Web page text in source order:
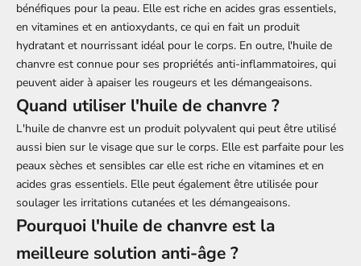
bénéfiques pour la peau. Elle est riche en acides gras essentiels,
en vitamines et en antioxydants, ce qui en fait un produit
hydratant et nourrissant idéal pour le corps. En outre, l'huile de
chanvre est connue pour ses propriétés anti-inflammatoires, qui
peuvent aider à apaiser les rougeurs et les démangeaisons.
Quand utiliser l'huile de chanvre ?
L'huile de chanvre est un produit polyvalent qui peut être utilisé
aussi bien sur le visage que sur le corps. Elle est parfaite pour les
peaux sèches et sensibles car elle est riche en vitamines et en
acides gras essentiels. Elle peut également être utilisée pour
soulager les irritations cutanées et les démangeaisons.
Pourquoi l'huile de chanvre est la
meilleure solution anti-âge ?